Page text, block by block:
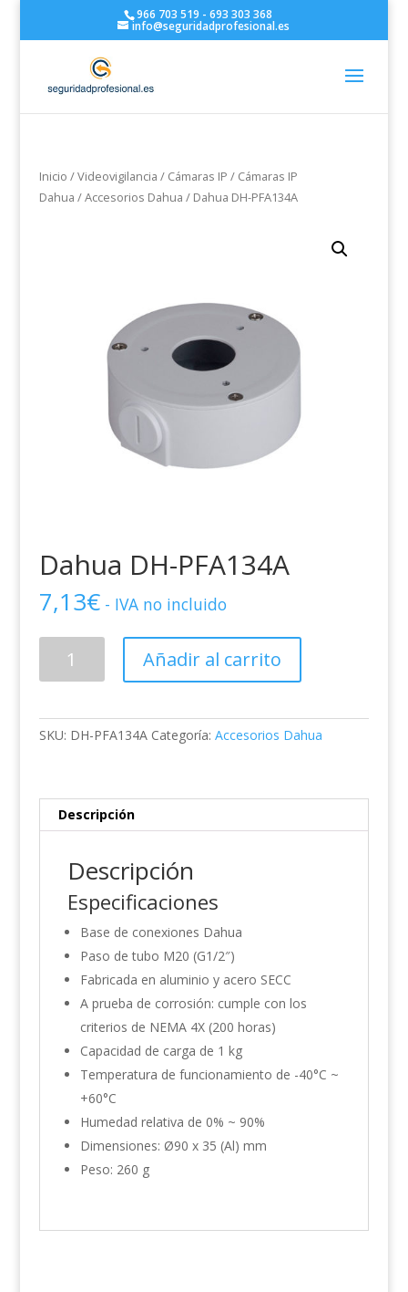
966 703 519 - 693 303 368
info@seguridadprofesional.es
Inicio /Videovigilancia / Cámaras IP / Cámaras IP
Dahua /Accesorios Dahua / Dahua DH-PFA134A
Dahua DH-PFA134A
7,13€ - IVA no incluido
Añadir al carrito
SKU: DH-PFA134A Categoría: Accesorios Dahua
Descripción
Descripción
Especificaciones
Base de conexiones Dahua
Paso de tubo M20 (G1/2″)
Fabricada en aluminio y acero SECC
A prueba de corrosión: cumple con los
criterios de NEMA 4X (200 horas)
Capacidad de carga de 1 kg
Temperatura de funcionamiento de -40°C ~
+60°C
Humedad relativa de 0% ~ 90%
Dimensiones: Ø90 x 35 (Al) mm
Peso: 260 g